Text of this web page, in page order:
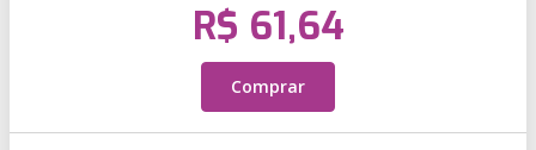
R$ 61,64
Comprar